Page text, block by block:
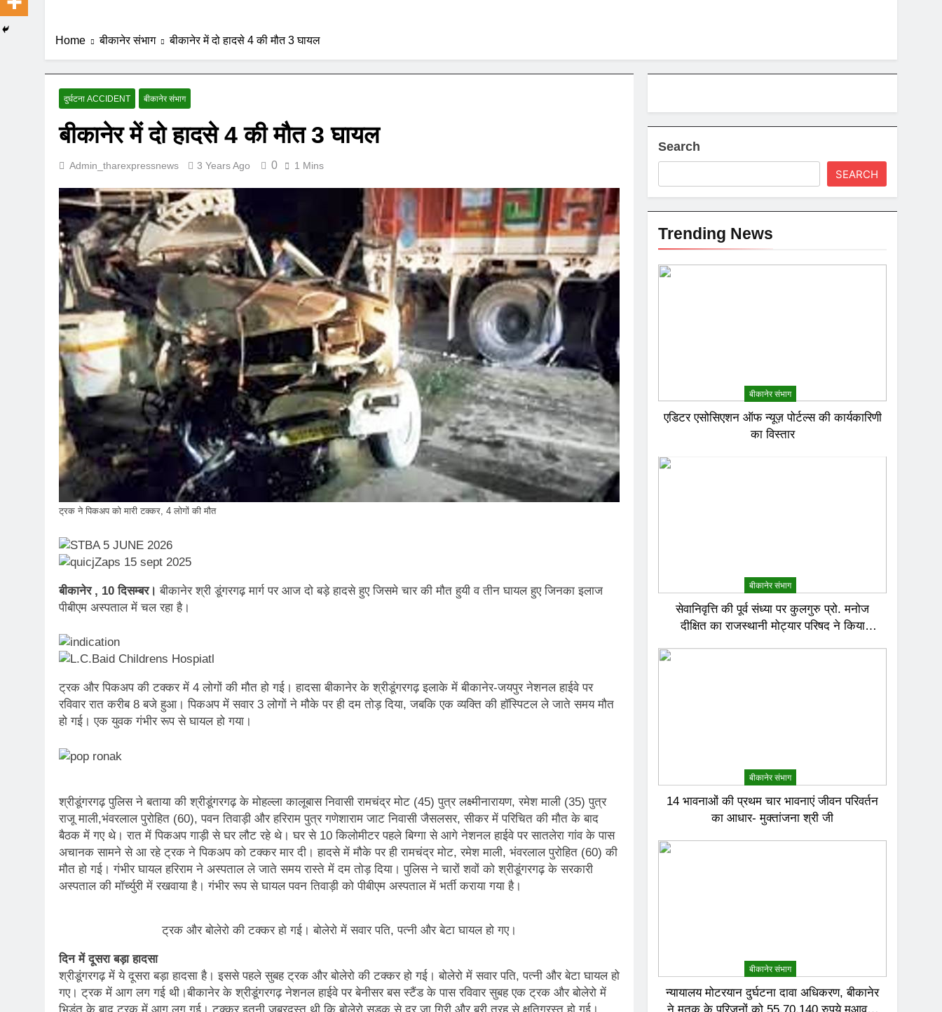
Home बीकानेर संभाग बीकानेर में दो हादसे 4 की मौत 3 घायल
दुर्घटना ACCIDENT बीकानेर संभाग
बीकानेर में दो हादसे 4 की मौत 3 घायल
Admin_tharexpressnews 3 Years Ago 0 1 Mins
ट्रक ने पिकअप को मारी टक्कर, 4 लोगों की मौत
बीकानेर , 10 दिसम्बर। बीकानेर श्री डूंगरगढ़ मार्ग पर आज दो बड़े हादसे हुए जिसमे चार की मौत हुयी व तीन घायल हुए जिनका इलाज
पीबीएम अस्पताल में चल रहा है।
ट्रक और पिकअप की टक्कर में 4 लोगों की मौत हो गई। हादसा बीकानेर के श्रीडूंगरगढ़ इलाके में बीकानेर-जयपुर नेशनल हाईवे पर
रविवार रात करीब 8 बजे हुआ। पिकअप में सवार 3 लोगों ने मौके पर ही दम तोड़ दिया, जबकि एक व्यक्ति की हॉस्पिटल ले जाते समय मौत
हो गई। एक युवक गंभीर रूप से घायल हो गया।
श्रीडूंगरगढ़ पुलिस ने बताया की श्रीडूंगरगढ़ के मोहल्ला कालूबास निवासी रामचंद्र मोट (45) पुत्र लक्ष्मीनारायण, रमेश माली (35) पुत्र
राजू माली,भंवरलाल पुरोहित (60), पवन तिवाड़ी और हरिराम पुत्र गणेशाराम जाट निवासी जैसलसर, सीकर में परिचित की मौत के बाद
बैठक में गए थे। रात में पिकअप गाड़ी से घर लौट रहे थे। घर से 10 किलोमीटर पहले बिग्गा से आगे नेशनल हाईवे पर सातलेरा गांव के पास
अचानक सामने से आ रहे ट्रक ने पिकअप को टक्कर मार दी। हादसे में मौके पर ही रामचंद्र मोट, रमेश माली, भंवरलाल पुरोहित (60) की
मौत हो गई। गंभीर घायल हरिराम ने अस्पताल ले जाते समय रास्ते में दम तोड़ दिया। पुलिस ने चारों शवों को श्रीडूंगरगढ़ के सरकारी
अस्पताल की मॉर्च्युरी में रखवाया है। गंभीर रूप से घायल पवन तिवाड़ी को पीबीएम अस्पताल में भर्ती कराया गया है।
ट्रक और बोलेरो की टक्कर हो गई। बोलेरो में सवार पति, पत्नी और बेटा घायल हो गए।
दिन में दूसरा बड़ा हादसा
श्रीडूंगरगढ़ में ये दूसरा बड़ा हादसा है। इससे पहले सुबह ट्रक और बोलेरो की टक्कर हो गई। बोलेरो में सवार पति, पत्नी और बेटा घायल हो
गए। ट्रक में आग लग गई थी।बीकानेर के श्रीडूंगरगढ़ नेशनल हाईवे पर बेनीसर बस स्टैंड के पास रविवार सुबह एक ट्रक और बोलेरो में
Search
SEARCH
Trending News
बीकानेर संभाग
एडिटर एसोसिएशन ऑफ न्यूज़ पोर्टल्स की कार्यकारिणी
का विस्तार
बीकानेर संभाग
सेवानिवृत्ति की पूर्व संध्या पर कुलगुरु प्रो. मनोज
दीक्षित का राजस्थानी मोट्यार परिषद ने किया
बीकानेर संभाग
14 भावनाओं की प्रथम चार भावनाएं जीवन परिवर्तन
का आधार- मुक्तांजना श्री जी
बीकानेर संभाग
न्यायालय मोटरयान दुर्घटना दावा अधिकरण, बीकानेर
ने मृतक के परिजनों को 55,70,140 रुपये मुआवजा